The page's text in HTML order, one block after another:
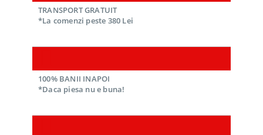
TRANSPORT GRATUIT
*La comenzi peste 380 Lei
100% BANII INAPOI
*Daca piesa nu e buna!